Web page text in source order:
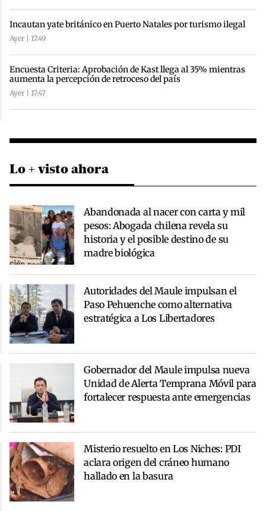
Incautan yate británico en Puerto Natales por turismo ilegal
Ayer | 17:49
Encuesta Criteria: Aprobación de Kast llega al 35% mientras
aumenta la percepción de retroceso del país
Ayer | 17:47
Lo + visto ahora
Abandonada al nacer con carta y mil
pesos: Abogada chilena revela su
historia y el posible destino de su
madre biológica
Autoridades del Maule impulsan el
Paso Pehuenche como alternativa
estratégica a Los Libertadores
Gobernador del Maule impulsa nueva
Unidad de Alerta Temprana Móvil para
fortalecer respuesta ante emergencias
Misterio resuelto en Los Niches: PDI
aclara origen del cráneo humano
hallado en la basura